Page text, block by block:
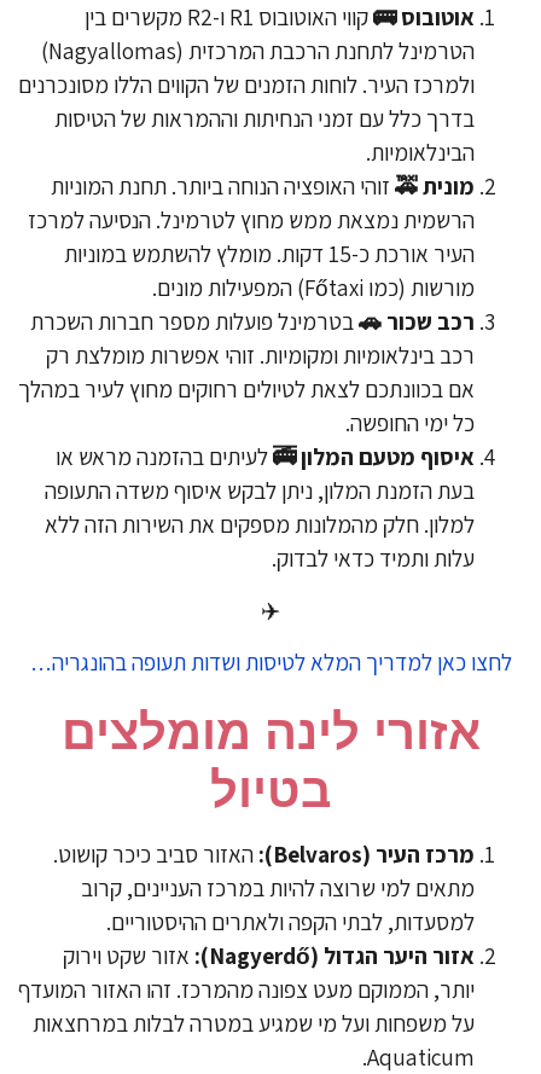
אוטובוס 🚌
קווי האוטובוס R1 ו-R2 מקשרים בין
הטרמינל לתחנת הרכבת המרכזית (Nagyallomas)
ולמרכז העיר. לוחות הזמנים של הקווים הללו מסונכרנים
בדרך כלל עם זמני הנחיתות וההמראות של הטיסות
הבינלאומיות.
מונית 🚕זוהי האופציה הנוחה ביותר. תחנת המוניות
הרשמית נמצאת ממש מחוץ לטרמינל. הנסיעה למרכז
העיר אורכת כ-15 דקות. מומלץ להשתמש במוניות
מורשות (כמו Főtaxi) המפעילות מונים.
רכב שכור 🚗בטרמינל פועלות מספר חברות השכרת
רכב בינלאומיות ומקומיות. זוהי אפשרות מומלצת רק
אם בכוונתכם לצאת לטיולים רחוקים מחוץ לעיר במהלך
כל ימי החופשה.
איסוף מטעם המלון 🚎לעיתים בהזמנה מראש או
בעת הזמנת המלון, ניתן לבקש איסוף משדה התעופה
למלון. חלק מהמלונות מספקים את השירות הזה ללא
עלות ותמיד כדאי לבדוק.
לחצו כאן למדריך המלא לטיסות ושדות תעופה בהונגריה…
​אזורי לינה מומלצים
בטיול
​מרכז העיר (Belvaros):
האזור סביב כיכר קושוט.
מתאים למי שרוצה להיות במרכז העניינים, קרוב
למסעדות, לבתי הקפה ולאתרים ההיסטוריים.
​אזור היער הגדול (Nagyerdő):
אזור שקט וירוק
יותר, הממוקם מעט צפונה מהמרכז. זהו האזור המועדף
על משפחות ועל מי שמגיע במטרה לבלות במרחצאות
Aquaticum.